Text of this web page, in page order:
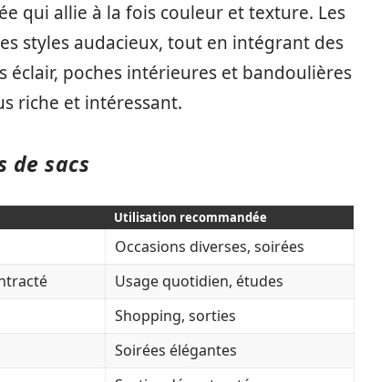
qui allie à la fois couleur et texture. Les
styles audacieux, tout en intégrant des
poches intérieures et bandoulières
riche et intéressant.
de sacs
Utilisation recommandée
Occasions diverses, soirées
Usage quotidien, études
Shopping, sorties
Soirées élégantes